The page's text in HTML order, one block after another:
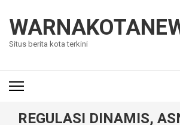
konten
(Tekan
Situs berita kota terkini
REGULASI DINAMIS,